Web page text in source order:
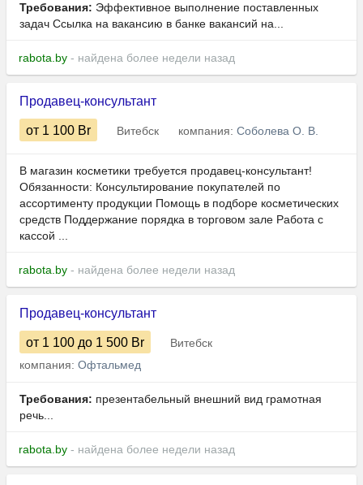
Требования: Эффективное выполнение поставленных
задач Ссылка на вакансию в банке вакансий на...
rabota.by - найдена более недели назад
Продавец-консультант
от 1 100 Br Витебск компания: Соболева О. В.
В магазин косметики требуется продавец-консультант!
Обязанности: Консультирование покупателей по
ассортименту продукции Помощь в подборе косметических
средств Поддержание порядка в торговом зале Работа с
кассой ...
rabota.by - найдена более недели назад
Продавец-консультант
от 1 100 до 1 500 Br
Витебск
компания: Офтальмед
Требования: презентабельный внешний вид грамотная
речь...
rabota.by - найдена более недели назад